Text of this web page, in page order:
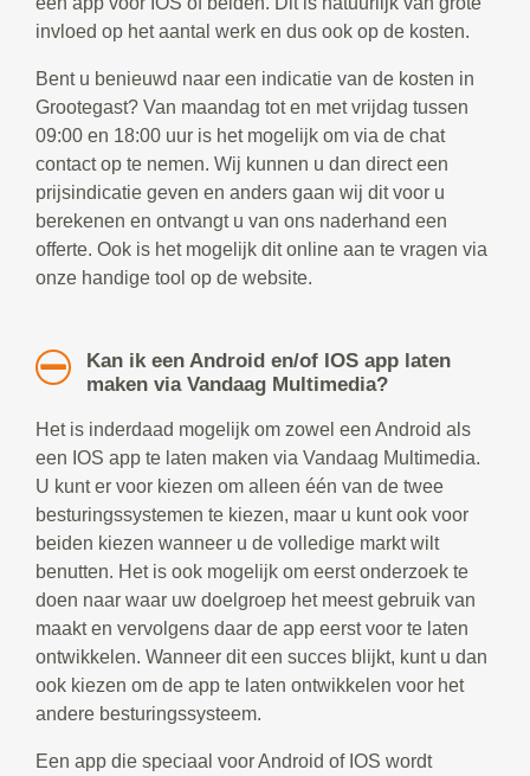
invloed op het aantal werk en dus ook op de kosten.
Bent u benieuwd naar een indicatie van de kosten in
Grootegast? Van maandag tot en met vrijdag tussen
09:00 en 18:00 uur is het mogelijk om via de chat
contact op te nemen. Wij kunnen u dan direct een
prijsindicatie geven en anders gaan wij dit voor u
berekenen en ontvangt u van ons naderhand een
offerte. Ook is het mogelijk dit online aan te vragen via
onze handige tool op de website.
Kan ik een Android en/of IOS app laten
maken via Vandaag Multimedia?
Het is inderdaad mogelijk om zowel een Android als
een IOS app te laten maken via Vandaag Multimedia.
U kunt er voor kiezen om alleen één van de twee
besturingssystemen te kiezen, maar u kunt ook voor
beiden kiezen wanneer u de volledige markt wilt
benutten. Het is ook mogelijk om eerst onderzoek te
doen naar waar uw doelgroep het meest gebruik van
maakt en vervolgens daar de app eerst voor te laten
ontwikkelen. Wanneer dit een succes blijkt, kunt u dan
ook kiezen om de app te laten ontwikkelen voor het
andere besturingssysteem.
Een app die speciaal voor Android of IOS wordt